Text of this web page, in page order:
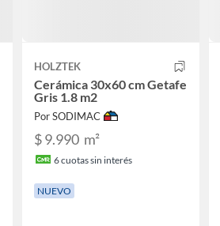
HOLZTEK
Cerámica 30x60 cm Getafe
Gris 1.8 m2
Por SODIMAC
$ 9.990 m²
6cuotas sin interés
NUEVO